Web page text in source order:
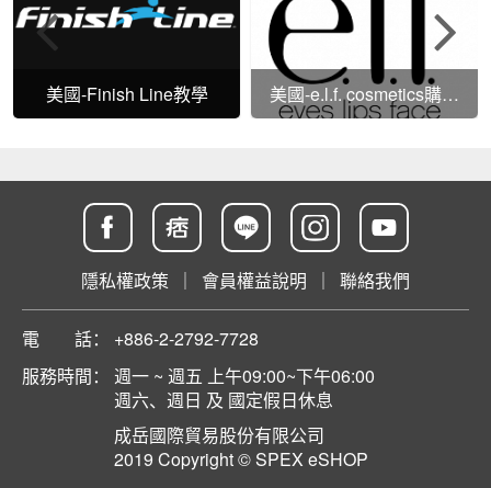
美國-Finish Line教學
美國-e.l.f. cosmetics購物
隱私權政策 ｜ 會員權益說明 ｜ 聯絡我們
電 話：
+886-2-2792-7728
服務時間：
週一 ~ 週五 上午09:00~下午06:00
週六、週日 及 國定假日休息
成岳國際貿易股份有限公司
2019 Copyright © SPEX eSHOP